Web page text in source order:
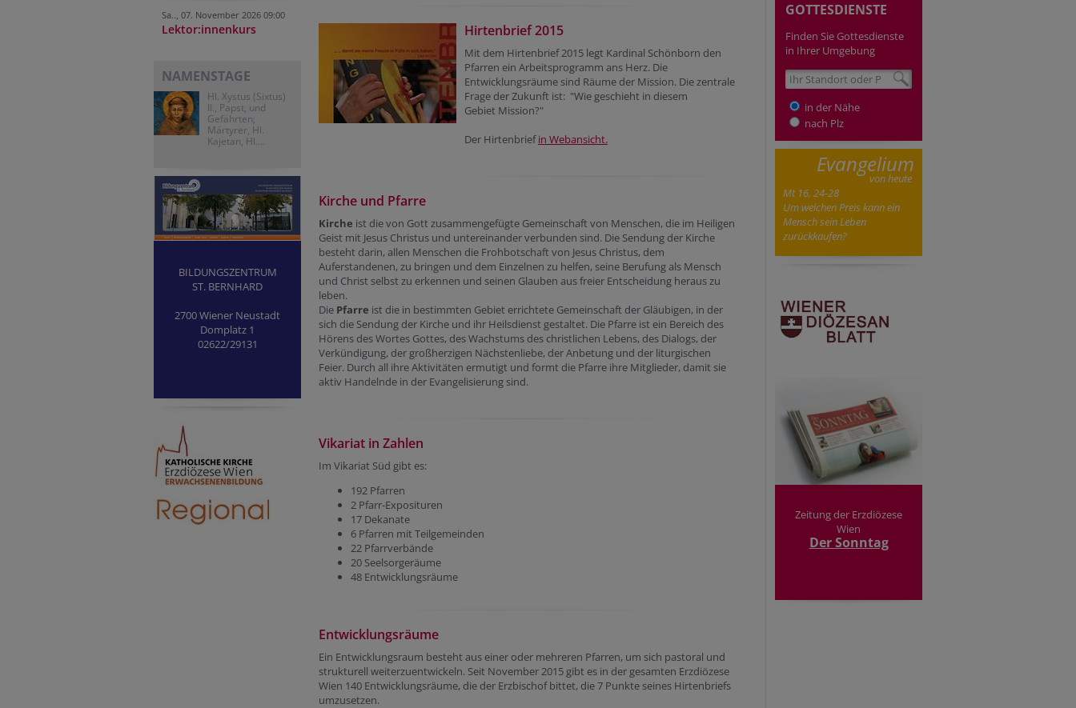
Sa.., 07. November 2026 09:00
Lektor:innenkurs
NAMENSTAGE
Hl. Xystus (Sixtus)
II., Papst, und
Gefährten;
Märtyrer, Hl.
Kajetan, Hl....
BILDUNGSZENTRUM
ST. BERNHARD
2700 Wiener Neustadt
Domplatz 1
02622/29131
Hirtenbrief 2015
Mit dem Hirtenbrief 2015 legt Kardinal Schönborn den
Pfarren ein Arbeitsprogramm ans Herz. Die
Entwicklungsräume sind Räume der Mission. Die zentrale
Frage der Zukunft ist: "Wie geschieht in diesem
Gebiet Mission?"
Der Hirtenbriefin Webansicht.
Kirche und Pfarre
Kirche ist die von Gott zusammengefügte Gemeinschaft von Menschen, die im Heiligen
Geist mit Jesus Christus und untereinander verbunden sind. Die Sendung der Kirche
besteht darin, allen Menschen die Frohbotschaft von Jesus Christus, dem
Auferstandenen, zu bringen und dem Einzelnen zu helfen, seine Berufung als Mensch
und Christ selbst zu erkennen und seinen Glauben aus freier Entscheidung heraus zu
leben.
Die Pfarre ist die in bestimmten Gebiet errichtete Gemeinschaft der Gläubigen, in der
sich die Sendung der Kirche und ihr Heilsdienst gestaltet. Die Pfarre ist ein Bereich des
Hörens des Wortes Gottes, des Wachstums des christlichen Lebens, des Dialogs, der
Verkündigung, der großherzigen Nächstenliebe, der Anbetung und der liturgischen
Feier. Durch all ihre Aktivitäten ermutigt und formt die Pfarre ihre Mitglieder, damit sie
aktiv Handelnde in der Evangelisierung sind.
Vikariat in Zahlen
Im Vikariat Süd gibt es:
192 Pfarren
2 Pfarr-Exposituren
17 Dekanate
6 Pfarren mit Teilgemeinden
22 Pfarrverbände
20 Seelsorgeräume
48 Entwicklungsräume
Entwicklungsräume
Ein Entwicklungsraum besteht aus einer oder mehreren Pfarren, um sich pastoral und
strukturell weiterzuentwickeln. Seit November 2015 gibt es in der gesamten Erzdiözese
Wien 140 Entwicklungsräume, die der Erzbischof bittet, die 7 Punkte seines Hirtenbriefs
umzusetzen.
GOTTESDIENSTE
Finden Sie Gottesdienste
in Ihrer Umgebung
in der Nähe
nach Plz
Evangelium
von heute
Mt 16, 24-28
Um welchen Preis kann ein
Mensch sein Leben
zurückkaufen?
Zeitung der Erzdiözese
Wien
Der Sonntag